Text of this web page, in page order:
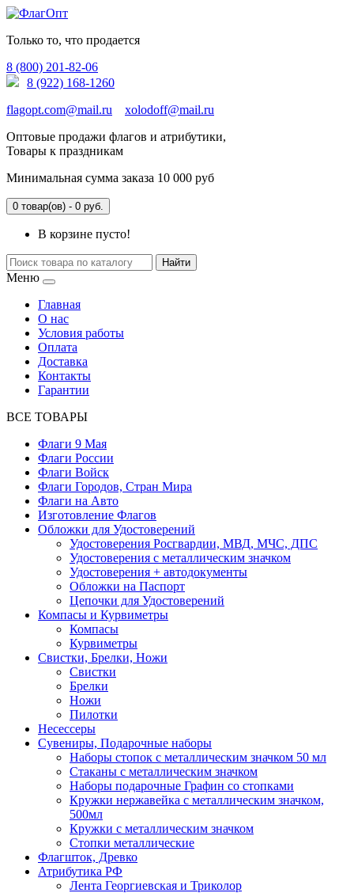
Только то, что продается
8 (800) 201-82-06
8 (922) 168-1260
flagopt.com@mail.ru
xolodoff@mail.ru
Оптовые продажи флагов и атрибутики,
Товары к праздникам
Минимальная сумма заказа 10 000 руб
0 товар(ов) - 0 руб.
В корзине пусто!
Найти
Меню
Главная
О нас
Условия работы
Оплата
Доставка
Контакты
Гарантии
ВСЕ ТОВАРЫ
Флаги 9 Мая
Флаги России
Флаги Войск
Флаги Городов, Стран Мира
Флаги на Авто
Изготовление Флагов
Обложки для Удостоверений
Удостоверения Росгвардии, МВД, МЧС, ДПС
Удостоверения с металлическим значком
Удостоверения + автодокументы
Обложки на Паспорт
Цепочки для Удостоверений
Компасы и Курвиметры
Компасы
Курвиметры
Свистки, Брелки, Ножи
Свистки
Брелки
Ножи
Пилотки
Несессеры
Сувениры, Подарочные наборы
Наборы стопок с металлическим значком 50 мл
Стаканы с металлическим значком
Наборы подарочные Графин со стопками
Кружки нержавейка с металлическим значком,
500мл
Кружки с металлическим значком
Стопки металлические
Флагшток, Древко
Атрибутика РФ
Лента Георгиевская и Триколор